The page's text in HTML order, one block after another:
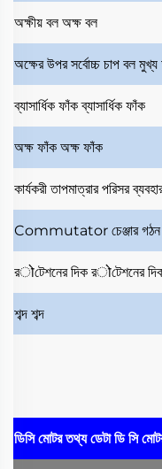
অক্ষীয় বলঅক্ষ বল
অক্ষের উপর সর্বোচ্চ চাপ বলমুখ্য
ব্যাসার্ধিক ফাঁকব্যাসার্ধিক ফাঁক
অক্ষ ফাঁক অক্ষ ফাঁক
কার্যকরী তাপমাত্রার পরিসর
Commutator চেঞ্জার গঠন
রोটেশনের দিক রोটেশনের
শব্দ শব্দ
ডিসি মোটর তথ্য ডেটাডি সি